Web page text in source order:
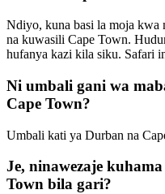
Ndiyo, kuna basi la moja kwa
na kuwasili Cape Town.
hufanya kazi kila siku. Safari
Ni umbali gani wa
Cape Town?
Umbali kati ya Durban na
Je, ninawezaje
Town bila gari?